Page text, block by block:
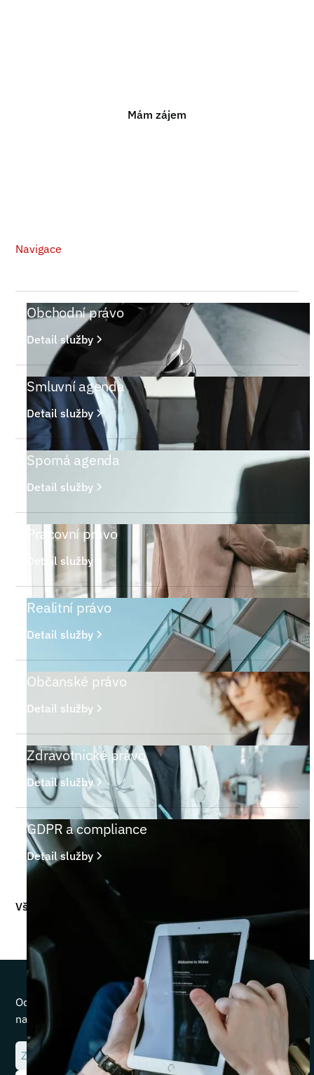
Mám zájem
Navigace
Obchodní právo
Detail služby
Smluvní agenda
Detail služby
Sporná agenda
Detail služby
Pracovní právo
Detail služby
Realitní právo
Detail služby
Občanské právo
Detail služby
Zdravotnické právo
Detail služby
GDPR a compliance
Detail služby
Všechny služby
Odebírejte naše právní novinky a buďte vždy o krok
napřed.